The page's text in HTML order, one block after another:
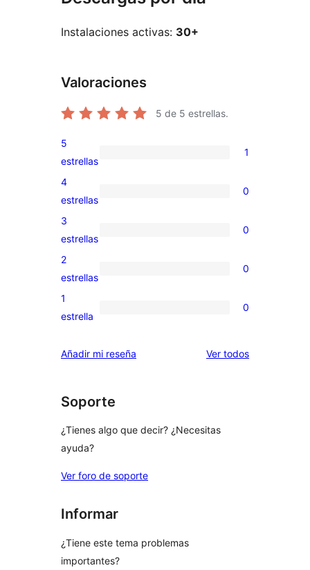
Instalaciones activas: 30+
Valoraciones
5 de 5 estrellas.
1
valoración
de
5
estrellas
1
0
valoraciones
de
4
estrellas
0
0
valoraciones
de
3
estrellas
0
0
valoraciones
de
estrellas
2
estrellas
0
0
de
1
estrella
0
Añadir mi reseña Ver todoslos
Soporte
¿Tienes algo que decir? ¿Necesitas
ayuda?
Ver foro de soporte
Informar
¿Tiene este tema problemas
importantes?